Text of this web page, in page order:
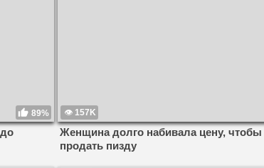
89% 157K
Женщина долго набивала цену,
продать пизду